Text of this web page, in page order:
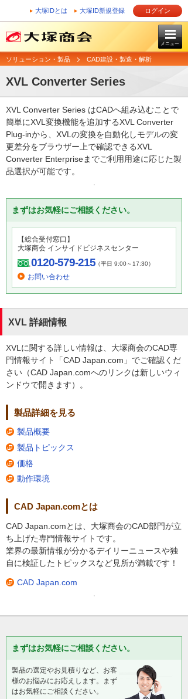
大塚IDとは 大塚ID新規登録 ログイン
メニュー
ソリューション・製品 CAD建設・製造・解析
XVL Converter Series
XVL Converter Series はCADへ組み込むことで
簡単にXVL変換機能を追加するXVL Converter
Plug-inから、XVLの変換を自動化しモデルの変
更差分をブラウザー上で確認できるXVL
Converter Enterpriseまでご利用用途に応じた製
品選択が可能です。
まずはお気軽にご相談ください。
【総合受付窓口】
大塚商会 インサイドビジネスセンター
0120-579-215（平日 9:00～17:30）
お問い合わせ
XVL 詳細情報
XVLに関する詳しい情報は、大塚商会のCAD専
門情報サイト「CAD Japan.com」でご確認くだ
さい（CAD Japan.comへのリンクは新しいウィ
ンドウで開きます）。
製品詳細を見る
製品概要
製品トピックス
価格
動作環境
CAD Japan.comとは
CAD Japan.comとは、大塚商会のCAD部門が立
ち上げた専門情報サイトです。
業界の最新情報が分かるデイリーニュースや独
自に検証したトピックスなど見所が満載です！
CAD Japan.com
まずはお気軽にご相談ください。
製品の選定やお見積りなど、お客
様のお悩みにお応えします。まず
はお気軽にご相談ください。